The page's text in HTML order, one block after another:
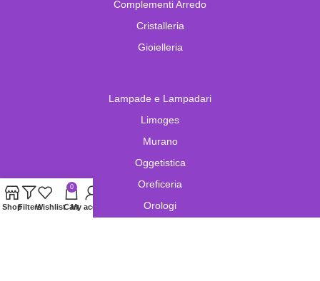
Complementi Arredo
Cristalleria
Gioielleria
Lampade e Lampadari
Limoges
Murano
Oggetistica
Oreficeria
Orologi
ShopFiltersWishlist
0
CartMy account